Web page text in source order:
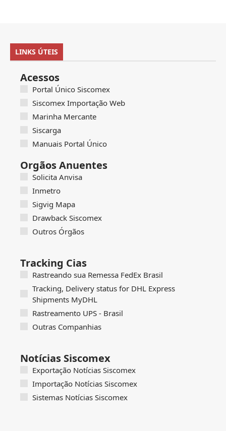
LINKS ÚTEIS
Acessos
Portal Único Siscomex
Siscomex Importação Web
Marinha Mercante
Siscarga
Manuais Portal Único
Orgãos Anuentes
Solicita Anvisa
Inmetro
Sigvig Mapa
Drawback Siscomex
Outros Órgãos
Tracking Cias
Rastreando sua Remessa FedEx Brasil
Tracking, Delivery status for DHL Express
Shipments MyDHL
Rastreamento UPS - Brasil
Outras Companhias
Notícias Siscomex
Exportação Notícias Siscomex
Importação Notícias Siscomex
Sistemas Notícias Siscomex